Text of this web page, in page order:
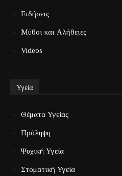
Ειδήσεις
Μύθοι και Αλήθειες
Videos
Υγεία
Θέματα Υγείας
Πρόληψη
Ψυχική Υγεία
Στοματική Υγεία